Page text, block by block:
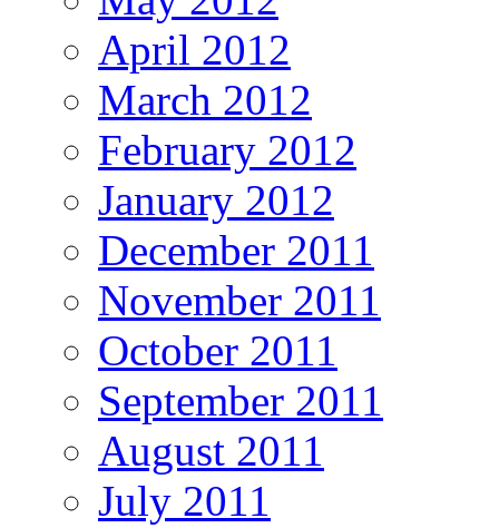
April 2012
March 2012
February 2012
January 2012
December 2011
November 2011
October 2011
September 2011
August 2011
July 2011